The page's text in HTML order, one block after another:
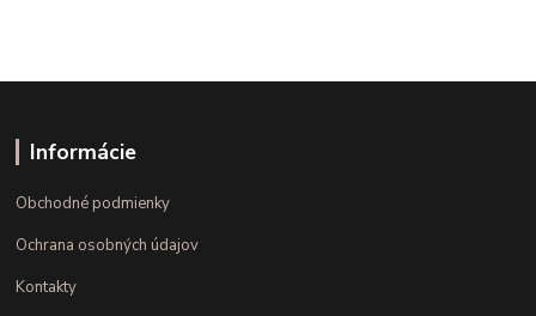
Informácie
Obchodné podmienky
Ochrana osobných údajov
Kontakty